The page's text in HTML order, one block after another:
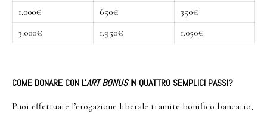
1.000€
650€
350€
3.000€
1.950€ 1.050€
COME DONARE CON L'ART BONUSIN QUATTRO SEMPLICI PASSI?
Puoi effettuare l’erogazione liberale tramite bonifico bancario,